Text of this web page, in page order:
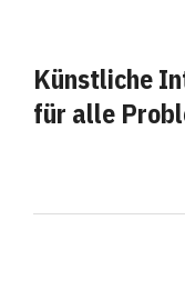
Künstliche
für alle